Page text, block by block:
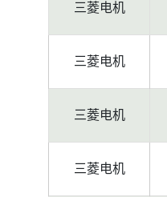
三菱电机
三菱电机
三菱电机
三菱电机